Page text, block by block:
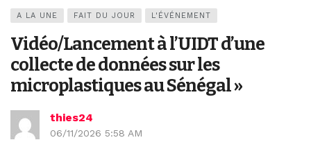
A LA UNE FAIT DU JOUR L'ÉVÉNEMENT
Vidéo/Lancement à l’UIDT d’une
collecte de données sur les
microplastiques au Sénégal »
thies24
06/11/2026 5:58 AM